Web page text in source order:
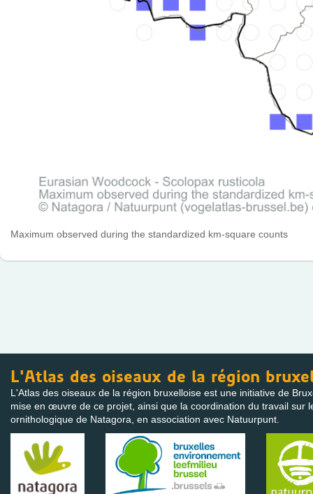
Maximum observed during the standardized km-square counts
L'Atlas des oiseaux de la région
L'Atlas des oiseaux de la région bruxelloise est une initiative de
mise en œuvre de ce projet, ainsi que la coordination du travail sur
ornithologique de Natagora, en association avec Natuurpunt.